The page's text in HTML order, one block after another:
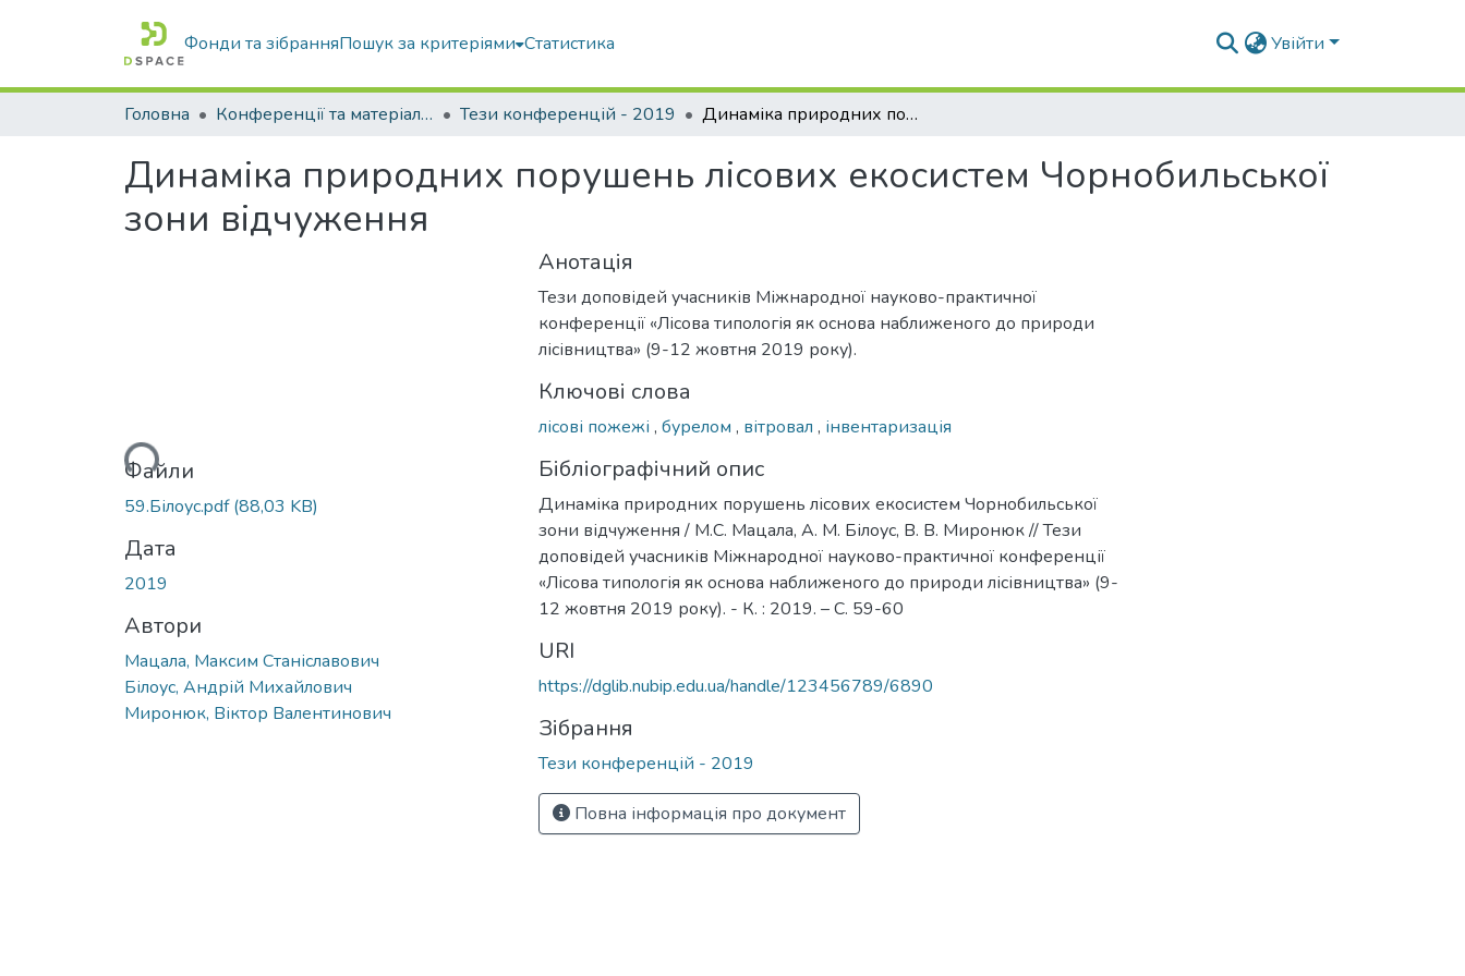
Фонди та зібранняПошук за критеріями Статистика Увійти
Головна Конференції та матеріали конференцій Тези конференцій - 2019 Динаміка природних порушень лісових екосистем Чорнобильської зони відчуження
Динаміка природних порушень лісових екосистем Чорнобильської
зони відчуження
Вантажиться...Файли
59.Білоус.pdf(88,03 KB)
Дата
2019
Автори
Мацала, Максим Станіславович
Білоус, Андрій Михайлович
Миронюк, Віктор Валентинович
Анотація
Тези доповідей учасників Міжнародної науково-практичної
конференції «Лісова типологія як основа наближеного до природи
лісівництва» (9-12 жовтня 2019 року).
Ключові слова
лісові пожежі , бурелом , вітровал , інвентаризація
Бібліографічний опис
Динаміка природних порушень лісових екосистем Чорнобильської
зони відчуження / М.С. Мацала, А. М. Білоус, В. В. Миронюк // Тези
доповідей учасників Міжнародної науково-практичної конференції
«Лісова типологія як основа наближеного до природи лісівництва» (9-
12 жовтня 2019 року). - К. : 2019. – C. 59-60
URI
https://dglib.nubip.edu.ua/handle/123456789/6890
Зібрання
Тези конференцій - 2019
Повна інформація про документ